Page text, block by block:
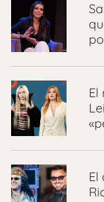
El
El